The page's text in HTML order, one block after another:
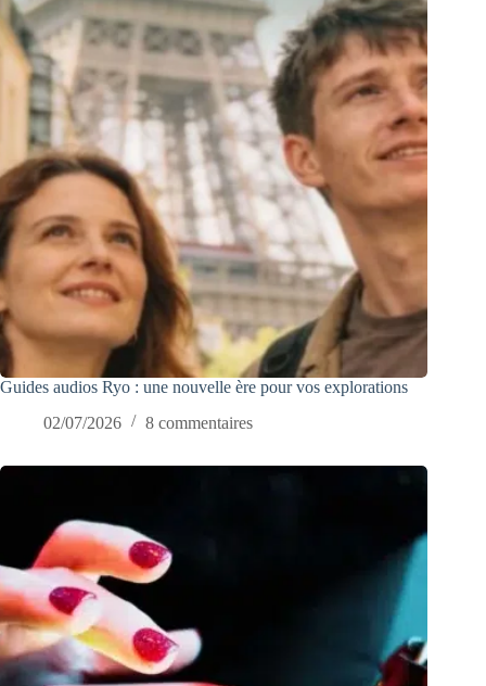
Guides audios Ryo : une nouvelle ère pour vos explorations
02/07/2026
8 commentaires